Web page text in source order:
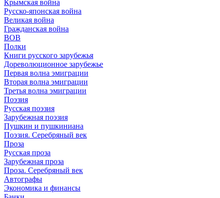
Крымская война
Русско-японская война
Великая война
Гражданская война
ВОВ
Полки
Книги русского зарубежья
Дореволюционное зарубежье
Первая волна эмиграции
Вторая волна эмиграции
Третья волна эмиграции
Поэзия
Русская поэзия
Зарубежная поэзия
Пушкин и пушкиниана
Поэзия. Серебряный век
Проза
Русская проза
Зарубежная проза
Проза. Серебряный век
Автографы
Экономика и финансы